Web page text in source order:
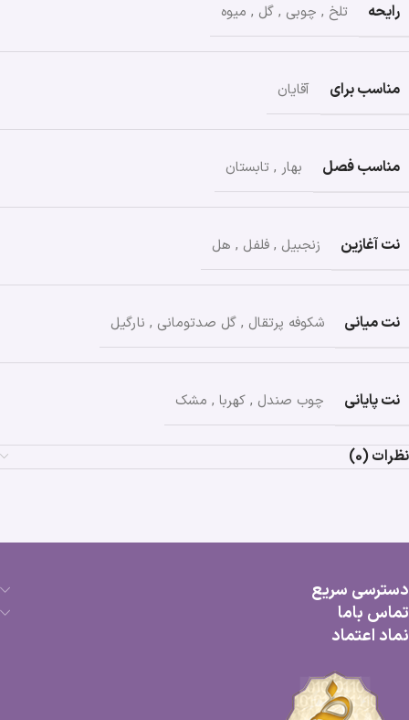
رایحه تلخ , چوبی , گل , میوه
مناسب برای آقایان
مناسب فصل بهار , تابستان
نت آغازین زنجبیل , فلفل , هل
نت میانی شکوفه پرتقال , گل صدتومانی , نارگیل
نت پایانی چوب صندل , کهربا , مشک
نظرات (0)
دسترسی سریع
تماس باما
نماد اعتماد